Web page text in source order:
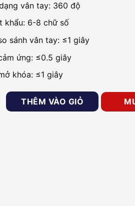
vân tay: 360 độ
khẩu: 6-8 chữ số
sánh vân tay: ≤1 giây
ứng: ≤0.5 giây
khóa: ≤1 giây
minh vân tay cho căn hộ GOMAN
THÊM VÀO GIỎ